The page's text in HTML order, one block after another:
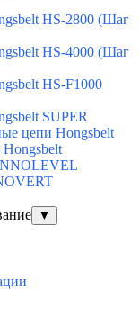
HS-2800 (Шаг
HS-4000 (Шаг
HS-F1000
SUPER
цепи Hongsbelt
▼